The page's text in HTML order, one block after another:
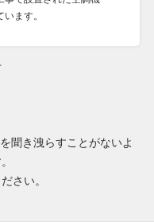
ます。
聞き洩らすことがないよ
さい。